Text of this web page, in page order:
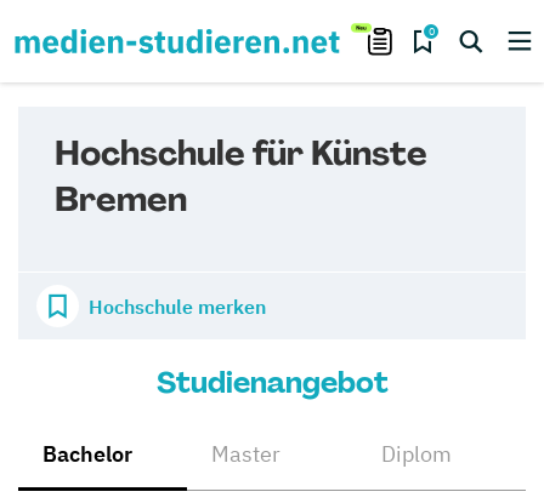
0
Hochschule für Künste
Bremen
Hochschule merken
Studienangebot
Bachelor Master Diplom